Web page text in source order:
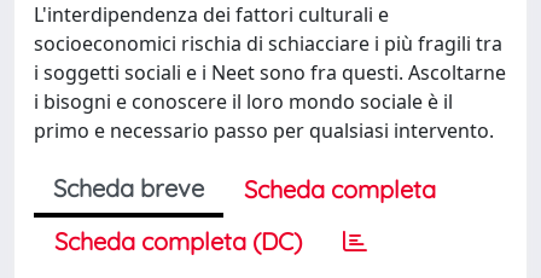
L'interdipendenza dei fattori culturali e
socioeconomici rischia di schiacciare i più fragili tra
i soggetti sociali e i Neet sono fra questi. Ascoltarne
i bisogni e conoscere il loro mondo sociale è il
primo e necessario passo per qualsiasi intervento.
Scheda breve
Scheda completa
Scheda completa (DC)